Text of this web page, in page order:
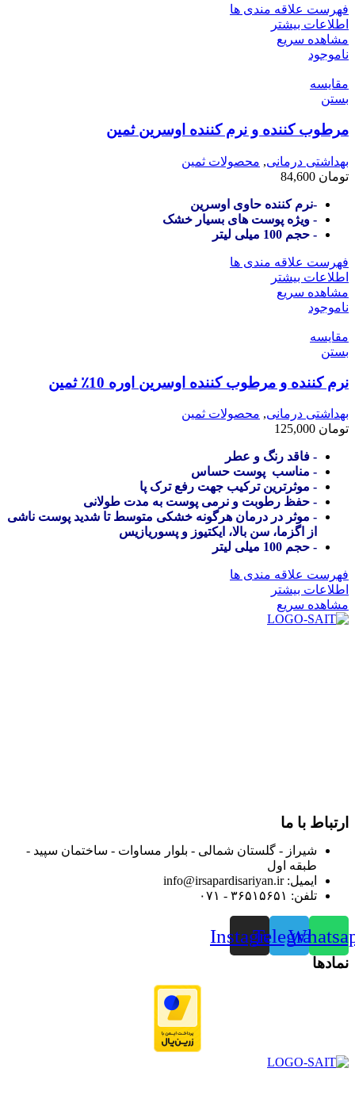
فهرست علاقه مندی ها
اطلاعات بیشتر
مشاهده سریع
ناموجود
مقایسه
بستن
مرطوب کننده و نرم کننده اوسرین ثمین
بهداشتی درمانی, محصولات ثمین
تومان
-نرم کننده حاوی اوسرین
- ویژه پوست های بسیار خشک
- حجم 100 میلی لیتر
فهرست علاقه مندی ها
اطلاعات بیشتر
مشاهده سریع
ناموجود
مقایسه
بستن
نرم کننده و مرطوب کننده اوسرین اوره 10٪ ثمین
بهداشتی درمانی, محصولات ثمین
تومان
- فاقد رنگ و عطر
- مناسب پوست حساس
- موثرترین ترکیب جهت رفع ترک پا
- حفظ رطوبت و نرمی پوست به مدت طولانی
- موثر در درمان هرگونه خشکی متوسط تا شدید پوست ناشی
از اگزما، سن بالا، ایکتیوز و پسوریازیس
- حجم 100 میلی لیتر
فهرست علاقه مندی ها
اطلاعات بیشتر
مشاهده سریع
ارتباط با ما
شیراز - گلستان شمالی - بلوار مساوات - ساختمان سپید -
طبقه اول
ایمیل: info@irsapardisariyan.ir
تلفن: ۳۶۵۱۵۶۵۱ - ۰۷۱
Telegram
Instagram
نمادها